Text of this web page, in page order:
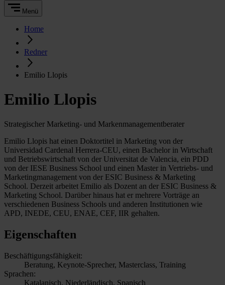
Menü
Home
Redner
Emilio Llopis
Emilio Llopis
Strategischer Marketing- und Markenmanagementberater
Emilio Llopis hat einen Doktortitel in Marketing von der
Universidad Cardenal Herrera-CEU, einen Bachelor in Wirtschaft
und Betriebswirtschaft von der Universitat de Valencia, ein PDD
von der IESE Business School und einen Master in Vertriebs- und
Marketingmanagement von der ESIC Business & Marketing
School. Derzeit arbeitet Emilio als Dozent an der ESIC Business &
Marketing School. Darüber hinaus hat er mehrere Vorträge an
verschiedenen Business Schools und anderen Institutionen wie
APD, INEDE, CEU, ENAE, CEF, IIR gehalten.
Eigenschaften
Beschäftigungsfähigkeit:
Beratung, Keynote-Sprecher, Masterclass, Training
Sprachen:
Katalanisch, Niederländisch, Spanisch